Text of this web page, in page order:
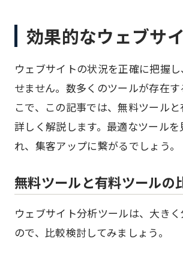
効果的なウェブサ
ウェブサイトの状況を正確に把握
せません。数多くのツールが存在
こで、この記事では、無料ツール
詳しく解説します。最適なツール
れ、集客アップに繋がるでしょう。
無料ツールと有料ツールの
ウェブサイト分析ツールは、大き
ので、比較検討してみましょう。